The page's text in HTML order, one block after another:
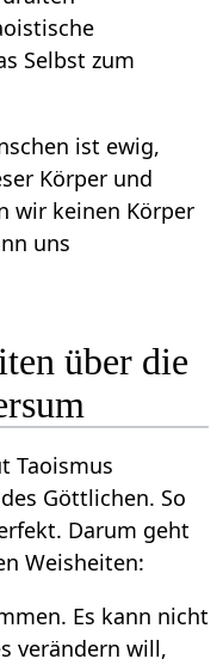
Selbst zum
ist ewig,
Körper und
wir keinen Körper
uns
über die
Taoismus
Göttlichen. So
Darum geht
Weisheiten:
Es kann nicht
verändern will,